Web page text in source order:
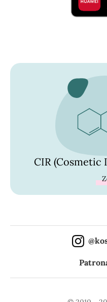
CIR (Cosmetic